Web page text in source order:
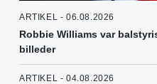
ARTIKEL - 06.08.2026
Robbie Williams var
billeder
ARTIKEL - 04.08.2026